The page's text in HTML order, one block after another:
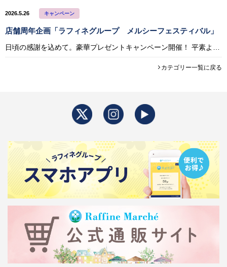
2026.5.26 キャンペーン
店舗周年企画「ラフィネグループ メルシーフェスティバル」
カテゴリー一覧に戻る